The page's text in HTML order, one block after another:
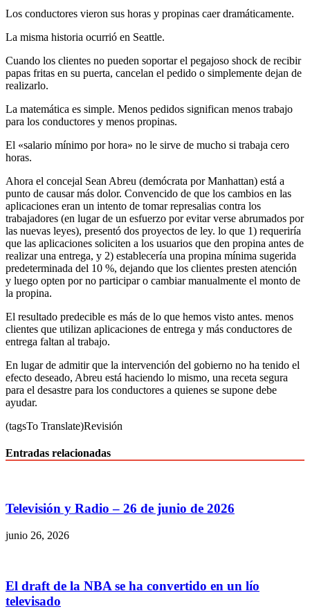
Los conductores vieron sus horas y propinas caer dramáticamente.
La misma historia ocurrió en Seattle.
Cuando los clientes no pueden soportar el pegajoso shock de recibir
papas fritas en su puerta, cancelan el pedido o simplemente dejan de
realizarlo.
La matemática es simple. Menos pedidos significan menos trabajo
para los conductores y menos propinas.
El «salario mínimo por hora» no le sirve de mucho si trabaja cero
horas.
Ahora el concejal Sean Abreu (demócrata por Manhattan) está a
punto de causar más dolor. Convencido de que los cambios en las
aplicaciones eran un intento de tomar represalias contra los
trabajadores (en lugar de un esfuerzo por evitar verse abrumados por
las nuevas leyes), presentó dos proyectos de ley. lo que 1) requeriría
que las aplicaciones soliciten a los usuarios que den propina antes de
realizar una entrega, y 2) establecería una propina mínima sugerida
predeterminada del 10 %, dejando que los clientes presten atención
y luego opten por no participar o cambiar manualmente el monto de
la propina.
El resultado predecible es más de lo que hemos visto antes. menos
clientes que utilizan aplicaciones de entrega y más conductores de
entrega faltan al trabajo.
En lugar de admitir que la intervención del gobierno no ha tenido el
efecto deseado, Abreu está haciendo lo mismo, una receta segura
para el desastre para los conductores a quienes se supone debe
ayudar.
(tagsTo Translate)Revisión
Entradas relacionadas
Televisión y Radio – 26 de junio de 2026
junio 26, 2026
El draft de la NBA se ha convertido en un lío
televisado